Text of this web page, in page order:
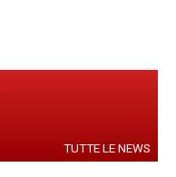
TUTTE LE NEWS